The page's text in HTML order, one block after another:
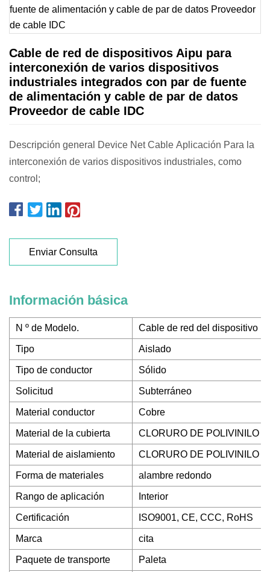
Cable de red de dispositivos Aipu para
interconexión de varios dispositivos
industriales integrados con par de fuente
de alimentación y cable de par de datos
Proveedor de cable IDC
Descripción general Device Net Cable Aplicación Para la
interconexión de varios dispositivos industriales, como
control;
Enviar Consulta
Información básica
N º de Modelo. Cable de red del dispositivo
Tipo Aislado
Tipo de conductor Sólido
Solicitud Subterráneo
Material conductor Cobre
Material de la cubierta CLORURO DE POLIVINILO
Material de aislamiento CLORURO DE POLIVINILO
Forma de materiales alambre redondo
Rango de aplicación Interior
Certificación ISO9001, CE, CCC, RoHS
Marca cita
Paquete de transporte Paleta